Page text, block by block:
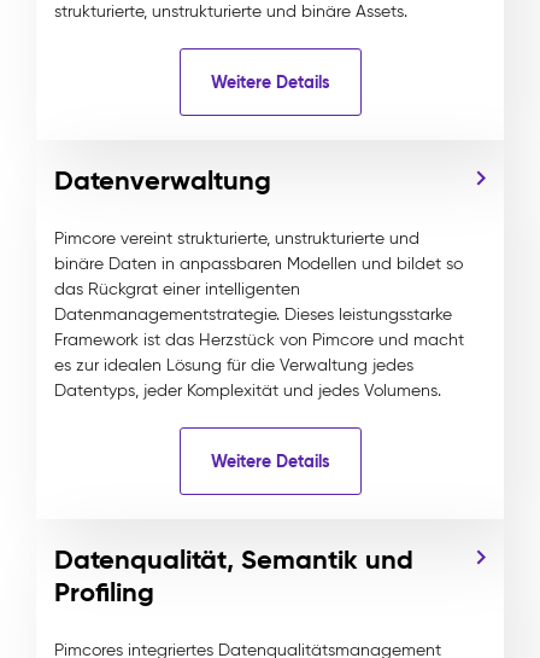
strukturierte, unstrukturierte und binäre Assets.
Weitere Details
Datenverwaltung
Pimcore vereint strukturierte, unstrukturierte und
binäre Daten in anpassbaren Modellen und bildet so
das Rückgrat einer intelligenten
Datenmanagementstrategie. Dieses leistungsstarke
Framework ist das Herzstück von Pimcore und macht
es zur idealen Lösung für die Verwaltung jedes
Datentyps, jeder Komplexität und jedes Volumens.
Weitere Details
Datenqualität, Semantik und
Profiling
Pimcores integriertes Datenqualitätsmanagement